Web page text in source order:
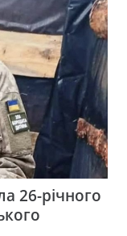
26-річного